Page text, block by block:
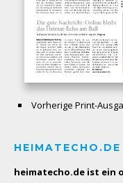
Vorherige Print-
HEIMATECHO.DE
heimatecho.de ist ein